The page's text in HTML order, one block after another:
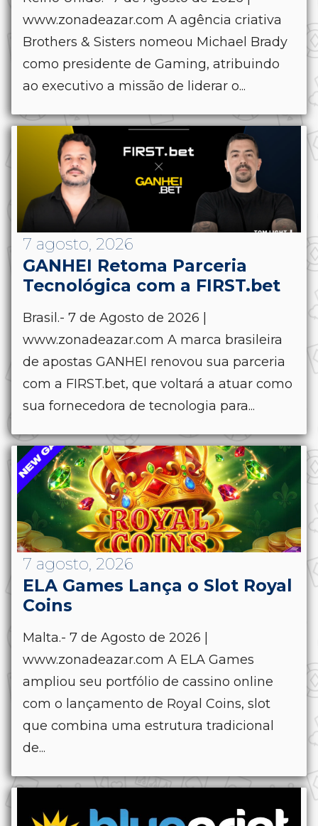
www.zonadeazar.com A agência criativa
Brothers & Sisters nomeou Michael Brady
como presidente de Gaming, atribuindo
ao executivo a missão de liderar o...
7 agosto, 2026
GANHEI Retoma Parceria
Tecnológica com a FIRST.bet
Brasil.- 7 de Agosto de 2026 |
www.zonadeazar.com A marca brasileira
de apostas GANHEI renovou sua parceria
com a FIRST.bet, que voltará a atuar como
sua fornecedora de tecnologia para...
7 agosto, 2026
ELA Games Lança o Slot Royal
Coins
Malta.- 7 de Agosto de 2026 |
www.zonadeazar.com A ELA Games
ampliou seu portfólio de cassino online
com o lançamento de Royal Coins, slot
que combina uma estrutura tradicional
de...